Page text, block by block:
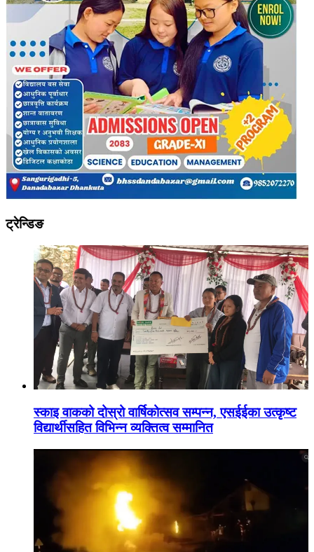
ट्रेन्डिङ
स्काइ वाकको दोस्रो वार्षिकोत्सव सम्पन्न, एसईईका उत्कृष्ट
विद्यार्थीसहित विभिन्न व्यक्तित्व सम्मानित